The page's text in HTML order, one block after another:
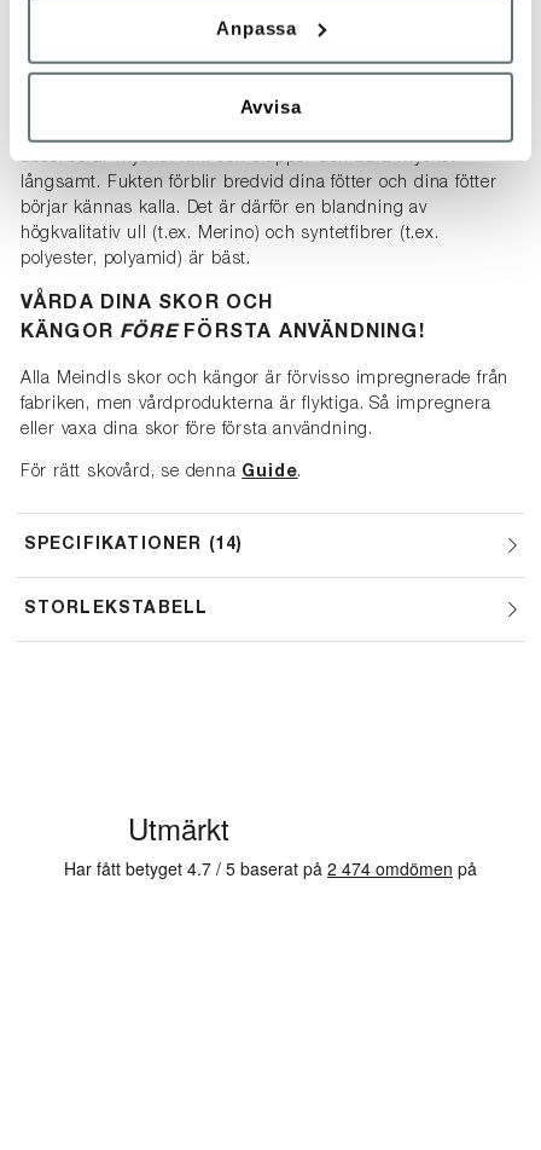
Anpassa
Avvisa
strumporna som bärs med skon, men att bära rätt strumpa
kan ha en betydande positiv inverkan på den upplevda
absorberar mycket fukt och släpper den bara mycket
långsamt. Fukten förblir bredvid dina fötter och dina fötter
börjar kännas kalla. Det är därför en blandning av
högkvalitativ ull (t.ex. Merino) och syntetfibrer (t.ex.
polyester, polyamid) är bäst.
VÅRDA DINA SKOR OCH
KÄNGOR FÖRE FÖRSTA ANVÄNDNING!
Alla Meindls skor och kängor är förvisso impregnerade från
fabriken, men vårdprodukterna är flyktiga. Så impregnera
eller vaxa dina skor före första användning.
För rätt skovård, se denna Guide.
SPECIFIKATIONER 14
STORLEKSTABELL